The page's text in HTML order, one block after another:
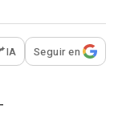
para
IA Seguir en